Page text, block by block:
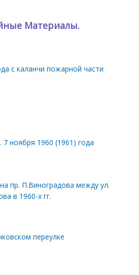
Материалы.
с каланчи пожарной части
7 ноября 1960 (1961) года
пр. П.Виноградова между ул.
в 1960-х гг.
переулке